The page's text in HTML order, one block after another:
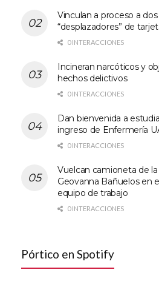
Vinculan a proceso a
“desplazadores” de
0 INTERACCIONES
Incineran narcóticos y
hechos delictivos
0 INTERACCIONES
Dan bienvenida a
ingreso de Enfermería
0 INTERACCIONES
Vuelcan camioneta de la
Geovanna Bañuelos en
equipo de trabajo
0 INTERACCIONES
Pórtico en Spotify